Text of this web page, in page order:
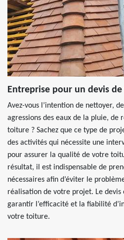
Entreprise pour un devis
Avez-vous l’intention de nettoyer,
agressions des eaux de la pluie, de
toiture ? Sachez que ce type de
des activités qui nécessite une
pour assurer la qualité de votre
résultat, il est indispensable de
nécessaires afin d’éviter le
réalisation de votre projet. Le
garantir l’efficacité et la fiabilité
votre toiture.